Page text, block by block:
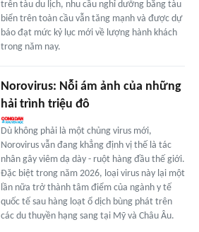
trên tàu du lịch, nhu cầu nghỉ dưỡng bằng tàu
biển trên toàn cầu vẫn tăng mạnh và được dự
báo đạt mức kỷ lục mới về lượng hành khách
trong năm nay.
Norovirus: Nỗi ám ảnh của những
hải trình triệu đô
Dù không phải là một chủng virus mới,
Norovirus vẫn đang khẳng định vị thế là tác
nhân gây viêm dạ dày - ruột hàng đầu thế giới.
Đặc biệt trong năm 2026, loại virus này lại một
lần nữa trở thành tâm điểm của ngành y tế
quốc tế sau hàng loạt ổ dịch bùng phát trên
các du thuyền hạng sang tại Mỹ và Châu Âu.